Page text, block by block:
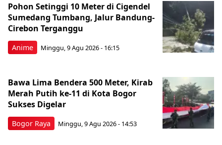
Anime
Pohon Setinggi 10 Meter di Cigendel
Sumedang Tumbang, Jalur Bandung-
Cirebon Terganggu
Minggu, 9 Agu 2026 - 16:15
Bogor Raya
Bawa Lima Bendera 500 Meter, Kirab
Merah Putih ke-11 di Kota Bogor
Sukses Digelar
Minggu, 9 Agu 2026 - 14:53